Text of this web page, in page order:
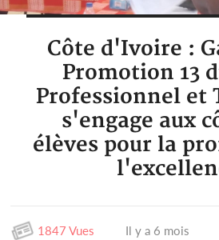
Côte d'Ivoire :
Promotion 13
Professionnel et
s'engage aux
élèves pour la
1847 Vues Il y a 6 mois